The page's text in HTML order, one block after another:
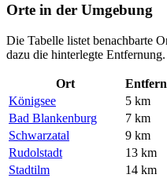
Orte in der Umgebung
Die Tabelle listet benachbarte
dazu die hinterlegte Entfernung.
Ort
Königsee
5 km
Bad Blankenburg
7 km
Schwarzatal
9 km
Rudolstadt
13 km
Stadtilm
14 km